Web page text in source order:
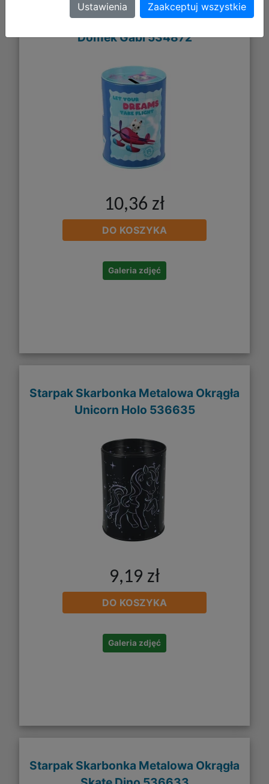
Skarbonka Metalowa Okrągła Koci
Domek Gabi 534872
10,36 zł
DO KOSZYKA
Galeria zdjęć
Starpak Skarbonka Metalowa Okrągła
Unicorn Holo 536635
9,19 zł
DO KOSZYKA
Galeria zdjęć
Starpak Skarbonka Metalowa Okrągła
Ustawienia Zaakceptuj wszystkie